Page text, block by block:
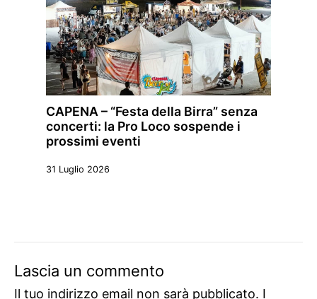
CAPENA – “Festa della Birra” senza
concerti: la Pro Loco sospende i
prossimi eventi
31 Luglio 2026
Lascia un commento
Il tuo indirizzo email non sarà pubblicato. I